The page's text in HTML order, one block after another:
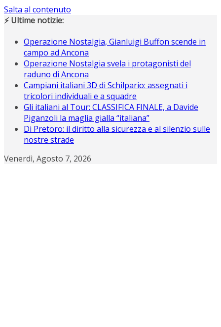
Salta al contenuto
⚡ Ultime notizie:
Operazione Nostalgia, Gianluigi Buffon scende in
campo ad Ancona
Operazione Nostalgia svela i protagonisti del
raduno di Ancona
Campiani italiani 3D di Schilpario: assegnati i
tricolori individuali e a squadre
Gli italiani al Tour: CLASSIFICA FINALE, a Davide
Piganzoli la maglia gialla “italiana”
Di Pretoro: il diritto alla sicurezza e al silenzio sulle
nostre strade
Venerdì, Agosto 7, 2026